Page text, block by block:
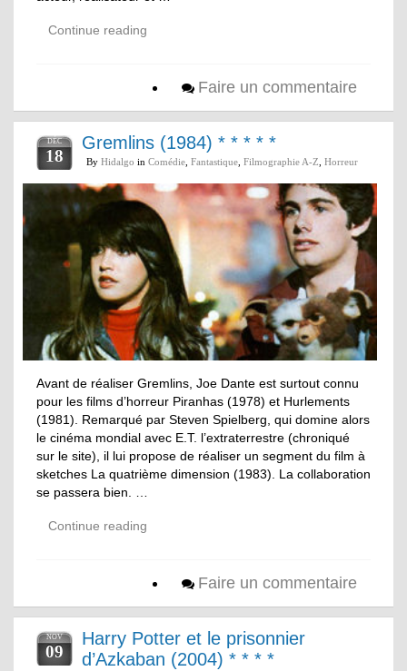
Continue reading
Faire un commentaire
DÉC
18
Gremlins (1984) * * * * *
By Hidalgo in Comédie Fantastique Filmographie A-Z Horreur
Avant de réaliser Gremlins, Joe Dante est surtout connu
pour les films d’horreur Piranhas (1978) et Hurlements
(1981). Remarqué par Steven Spielberg, qui domine alors
le cinéma mondial avec E.T. l’extraterrestre (chroniqué
sur le site), il lui propose de réaliser un segment du film à
sketches La quatrième dimension (1983). La collaboration
se passera bien. …
Continue reading
Faire un commentaire
NOV
09
Harry Potter et le prisonnier
d’Azkaban (2004) * * * *